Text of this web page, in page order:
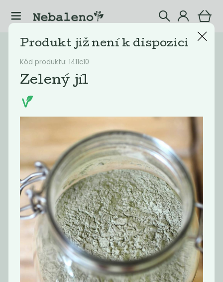
Katalog Kosmetika
Filtrovat produkty
Shikakai
950Kč/ Kg
Kód produktu: 1411c10
Zelený jíl
Produkt již není k dispozici